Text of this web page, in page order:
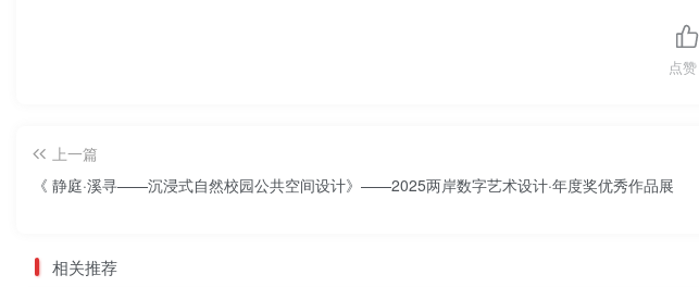
点赞
上一篇
《 静庭·溪寻——沉浸式自然校园公共空间设计》——2025两岸数字艺术设计·年度奖优秀作品展
相关推荐